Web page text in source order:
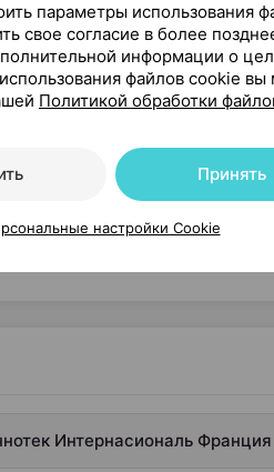
Где купить
Интернасиональ Франция
параметры использования
свое согласие в более
информации о
файлов cookie
Политикой обработки
Принять
настройки Cookie